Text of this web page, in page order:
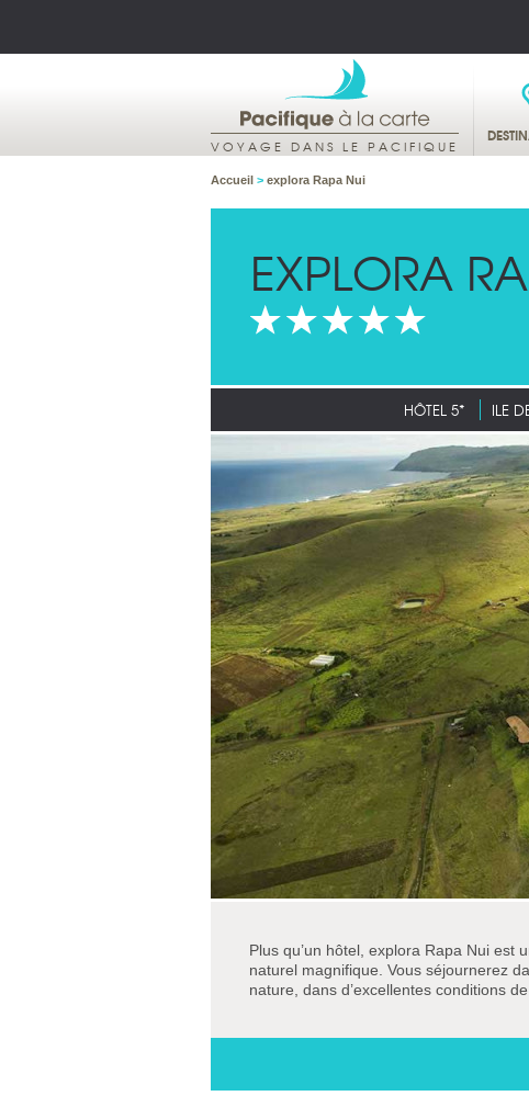
VOYAGE DANS LE PACIFIQUE
Accueil > explora Rapa Nui
EXPLORA
HÔTEL 5* ILE
Plus qu’un hôtel, explora Rapa Nui est
naturel magnifique. Vous séjournerez
nature, dans d’excellentes conditions